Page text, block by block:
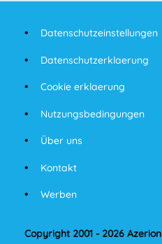
Datenschutzeinstellungen
Datenschutzerklaerung
Cookie erklaerung
Nutzungsbedingungen
Über uns
Kontakt
Werben
Copyright 2001 - 2026 Azerion